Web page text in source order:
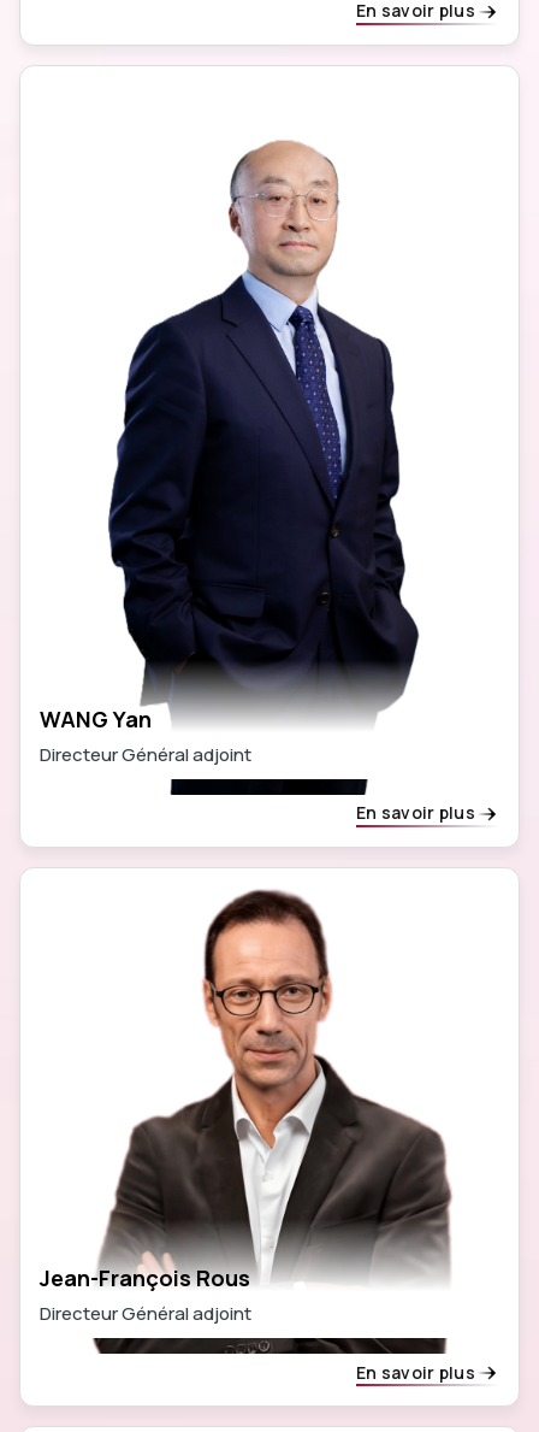
En savoir plus
WANG Yan
Directeur Général adjoint
En savoir plus
Jean-François Rous
Directeur Général adjoint
En savoir plus